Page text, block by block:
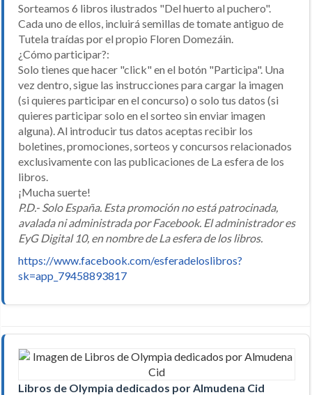
Sorteamos 6 libros ilustrados "Del huerto al puchero".
Cada uno de ellos, incluirá semillas de tomate antiguo de
Tutela traídas por el propio Floren Domezáin.
¿Cómo participar?:
Solo tienes que hacer "click" en el botón "Participa". Una
vez dentro, sigue las instrucciones para cargar la imagen
(si quieres participar en el concurso) o solo tus datos (si
quieres participar solo en el sorteo sin enviar imagen
alguna). Al introducir tus datos aceptas recibir los
boletines, promociones, sorteos y concursos relacionados
exclusivamente con las publicaciones de La esfera de los
libros.
¡Mucha suerte!
P.D.- Solo España. Esta promoción no está patrocinada,
avalada ni administrada por Facebook. El administrador es
EyG Digital 10, en nombre de La esfera de los libros.
https://www.facebook.com/esferadeloslibros?
sk=app_79458893817
Libros de Olympia dedicados por Almudena Cid